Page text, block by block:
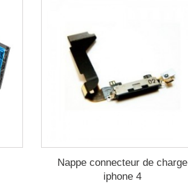
Nappe connecteur de charge
iphone 4